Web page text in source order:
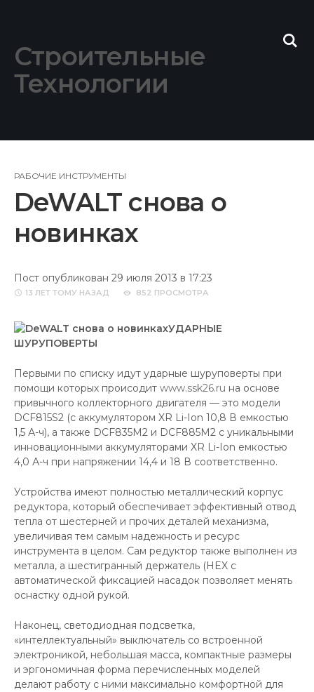
Строительные
Технологии
РАБОЧИЕ ИНСТРУМЕНТЫ
DeWALT снова о
новинках
Пост опубликован 29 июля 2013 в 17:23
13 ЛЕТ ТОМУ НАЗАД 852 ПРОСМОТРА
УДАРНЫЕ
ШУРУПОВЕРТЫ
Первыми по списку идут ударные шуруповерты при
помощи которых происодит www.ssk26.ru на основе
привычного коллекторного двигателя — это модели
DCF815S2 (с аккумулятором XR Li-Ion 10,8 В емкостью
1,5 А-ч), а также DCF835M2 и DCF885M2 с уникальными
инновационными аккумуляторами XR Li-Ion емкостью
4,0 А-ч при напряжении 14,4 и 18 В соответственно.
Устройства имеют полностью металлический корпус
редуктора, который обеспечивает эффективный отвод
тепла от шестерней и прочих деталей механизма,
увеличивая тем самым надежность и ресурс
инструмента в целом. Сам редуктор также выполнен из
металла, а шестигранный держатель (HEX с
автоматической фиксацией насадок позволяет менять
оснастку одной рукой.
Наконец, светодиодная подсветка,
«интеллектуальный» выключатель со встроенной
электроникой, небольшая масса, компактные размеры
и эргономичная форма перечисленных моделей
делают работу с ними максимально комфортной для